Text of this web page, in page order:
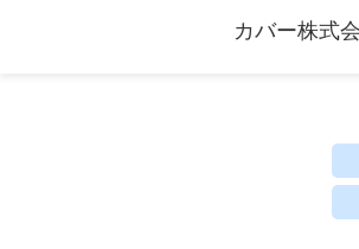
カバー株式